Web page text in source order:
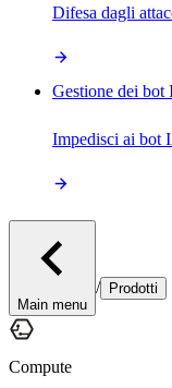
Difesa dagli
Gestione dei bot
Impedisci ai bot
Main menu
/ Prodotti
Compute